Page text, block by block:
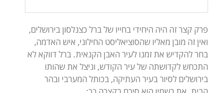
פרק קצר זה היה היחידי בחייו של ברל כצנלסון בירושלים,
ואין זה מובן מאליו שהסוציאליסט החילוני, איש האדמה,
בחר להקדיש את זמנו לעיר האבן הקנאית. ברל דווקא לא
התכחש לקדושתה של עיר הקודש, וניצל את שהותו
בירושלים לסיור בעיר העתיקה, בכותל המערבי ובהר